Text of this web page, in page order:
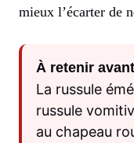
mieux l’écarter de
À retenir
La russule
russule
au chapeau